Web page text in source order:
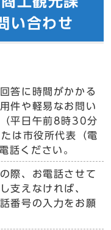
い合わせ
答に時間がかかる
件や軽易なお問い
平日午前8時30分
は市役所代表（電
ください。
際、お電話させて
支えなければ、
番号の入力をお願